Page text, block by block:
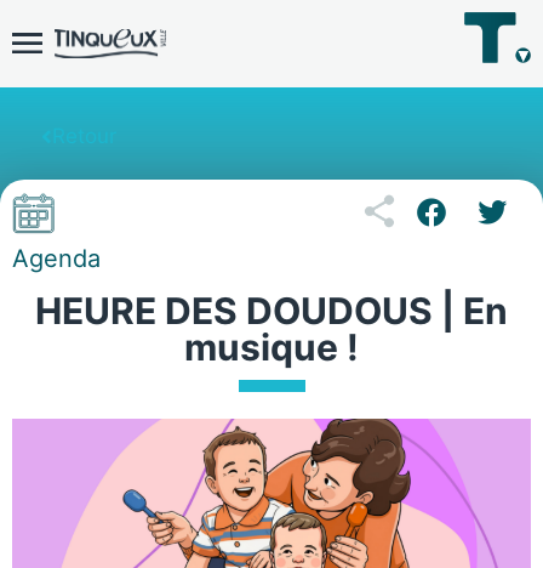
Agenda
HEURE DES DOUDOUS | En
musique !